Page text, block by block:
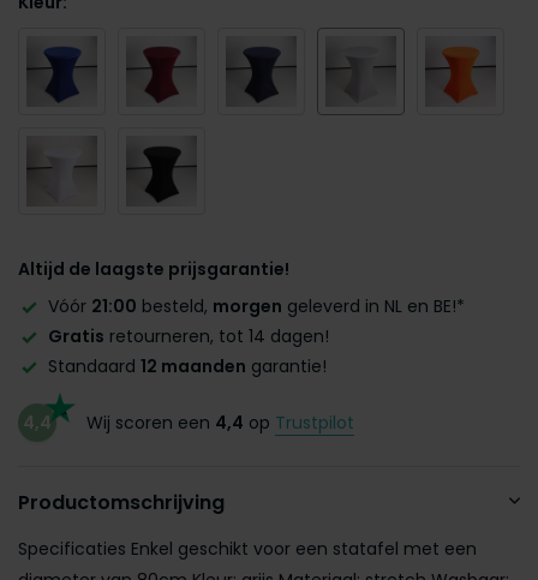
Altijd de laagste prijsgarantie!
Vóór 21:00 besteld, morgen geleverd in NL en BE!*
Gratis retourneren, tot 14 dagen!
Standaard 12 maanden garantie!
4,4 Wij scoren een 4,4 op Trustpilot
Productomschrijving
Specificaties Enkel geschikt voor een statafel met een